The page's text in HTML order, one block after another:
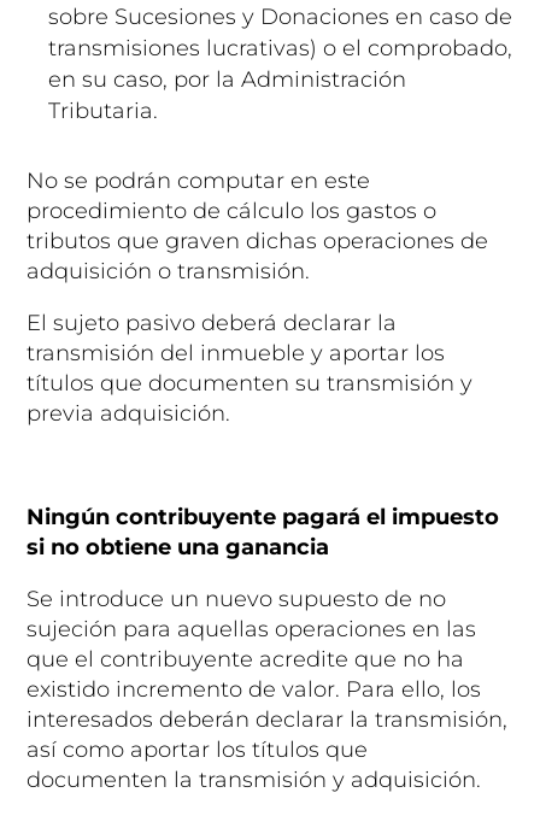
sobre Sucesiones y Donaciones en caso de
transmisiones lucrativas) o el comprobado,
en su caso, por la Administración
Tributaria.
No se podrán computar en este
procedimiento de cálculo los gastos o
tributos que graven dichas operaciones de
adquisición o transmisión.
El sujeto pasivo deberá declarar la
transmisión del inmueble y aportar los
títulos que documenten su transmisión y
previa adquisición.
Ningún contribuyente pagará el impuesto
si no obtiene una ganancia
Se introduce un nuevo supuesto de no
sujeción para aquellas operaciones en las
que el contribuyente acredite que no ha
existido incremento de valor. Para ello, los
interesados deberán declarar la transmisión,
así como aportar los títulos que
documenten la transmisión y adquisición.